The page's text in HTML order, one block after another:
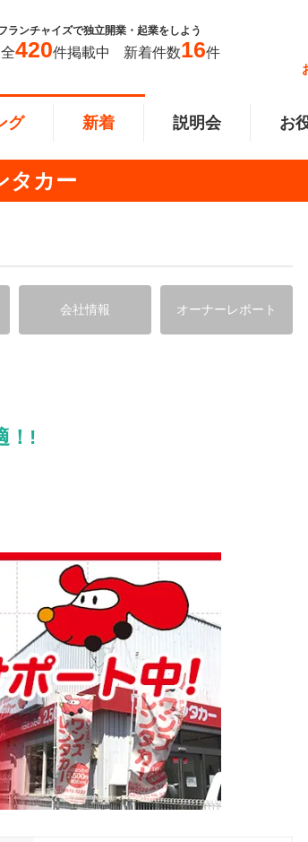
ランチャイズで独立開業・起業をしよう
全420件掲載中 新着件数16件
301万円～
グ
夫婦で開業 脱サラで開業
新着 説明会 お
タカー
会社情報 オーナーレポート
！!